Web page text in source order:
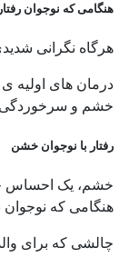
هنگامی که نوجوان
هرگاه نگرانی
درمان های اولیه
خشم و سرخوردگی
رفتار با نوجوان خشن
خشم، یک احساس
هنگامی که نوجوان
چالشی که برای